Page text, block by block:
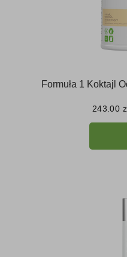
Formuła 1 Koktajl
243.00